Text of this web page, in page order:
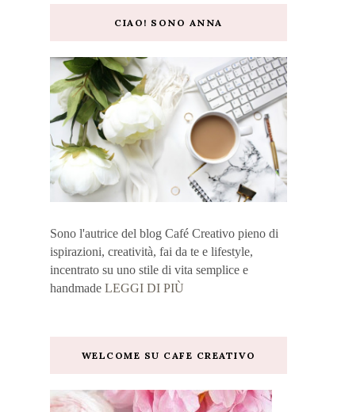
CIAO! SONO ANNA
Sono l'autrice del blog Café Creativo pieno di
ispirazioni, creatività, fai da te e lifestyle,
incentrato su uno stile di vita semplice e
handmade LEGGI DI PIÙ
WELCOME SU CAFE CREATIVO